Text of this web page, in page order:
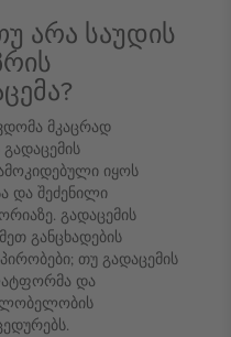
არა საუდის
მკაცრად
იყოს
და შეძენილი
გადაცემის
განცხადების
თუ გადაცემის
და